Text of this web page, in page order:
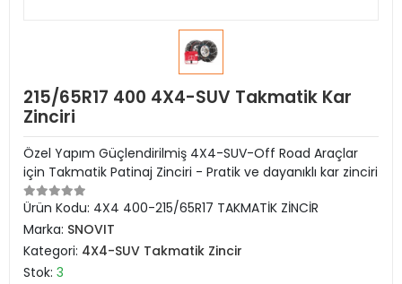
215/65R17 400 4X4-SUV Takmatik Kar
Zinciri
Özel Yapım Güçlendirilmiş 4X4-SUV-Off Road Araçlar
için Takmatik Patinaj Zinciri - Pratik ve dayanıklı kar zinciri
Ürün Kodu: 4X4 400-215/65R17 TAKMATİK ZİNCİR
Marka: SNOVIT
Kategori: 4X4-SUV Takmatik Zincir
Stok: 3